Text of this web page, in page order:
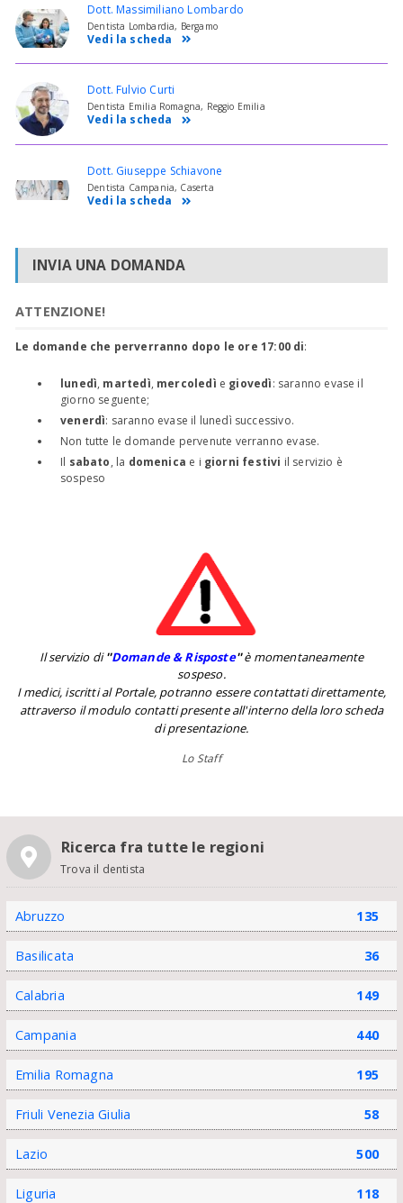
Dott. Massimiliano Lombardo
Dentista Lombardia, Bergamo
Vedi la scheda
Dott. Fulvio Curti
Dentista Emilia Romagna, Reggio Emilia
Vedi la scheda
Dott. Giuseppe Schiavone
Dentista Campania, Caserta
Vedi la scheda
INVIA UNA DOMANDA
ATTENZIONE!
Le domande che perverranno dopo le ore 17:00 di:
lunedì, martedì, mercoledì e giovedì: saranno evase il
giorno seguente;
venerdì: saranno evase il lunedì successivo.
Non tutte le domande pervenute verranno evase.
Il sabato, la domenica e i giorni festivi il servizio è
sospeso
Il servizio di''Domande & Risposte''è momentaneamente
sospeso.
I medici, iscritti al Portale, potranno essere contattati direttamente,
attraverso il modulo contatti presente all'interno della loro scheda
di presentazione.
Lo Staff
Ricerca fra tutte le regioni
Trova il dentista
Abruzzo 135
Basilicata 36
Calabria 149
Campania 440
Emilia Romagna 195
Friuli Venezia Giulia 58
Lazio 500
Liguria 118